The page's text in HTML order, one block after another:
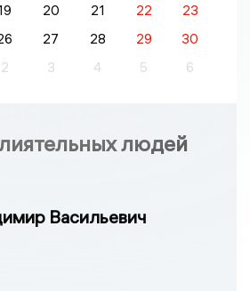
20 21 22
23
27 28 29
30
2 3 4 5 6
людей
Васильевич